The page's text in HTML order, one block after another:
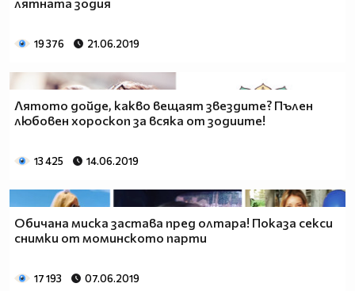
лятната зодия
19 376 21.06.2019
Лятото дойде, какво вещаят звездите? Пълен
любовен хороскоп за всяка от зодиите!
13 425 14.06.2019
Обичана миска застава пред олтара! Показа секси
снимки от моминското парти
17 193 07.06.2019